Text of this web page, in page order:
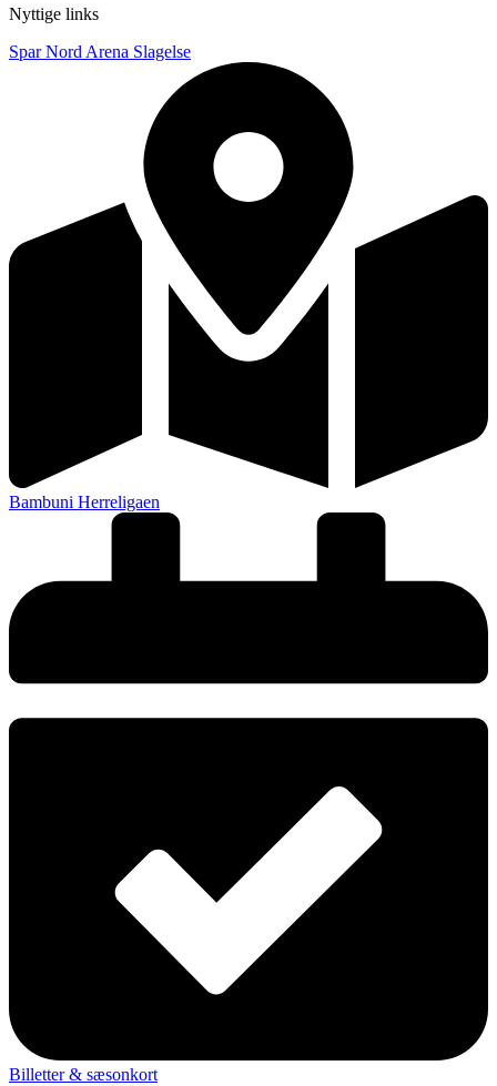
Nyttige links
Spar Nord Arena Slagelse
Bambuni Herreligaen
Billetter & sæsonkort